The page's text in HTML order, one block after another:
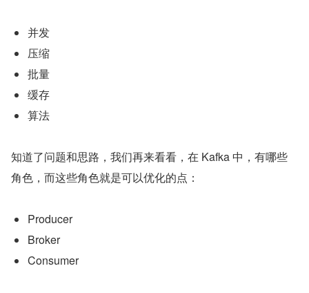
并发
压缩
批量
缓存
算法
知道了问题和思路，我们再来看看，在 Kafka 中，有哪些
角色，而这些角色就是可以优化的点：
Producer
Broker
Consumer